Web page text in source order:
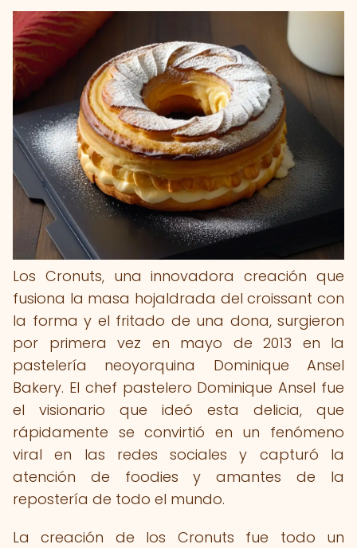
Los Cronuts, una innovadora creación que
fusiona la masa hojaldrada del croissant con
la forma y el fritado de una dona, surgieron
por primera vez en mayo de 2013 en la
pastelería neoyorquina Dominique Ansel
Bakery. El chef pastelero Dominique Ansel fue
el visionario que ideó esta delicia, que
rápidamente se convirtió en un fenómeno
viral en las redes sociales y capturó la
atención de foodies y amantes de la
repostería de todo el mundo.
La creación de los Cronuts fue todo un